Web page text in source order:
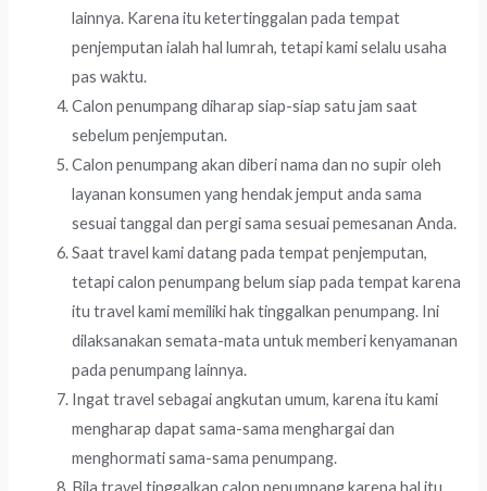
lainnya. Karena itu ketertinggalan pada tempat
penjemputan ialah hal lumrah, tetapi kami selalu usaha
pas waktu.
Calon penumpang diharap siap-siap satu jam saat
sebelum penjemputan.
Calon penumpang akan diberi nama dan no supir oleh
layanan konsumen yang hendak jemput anda sama
sesuai tanggal dan pergi sama sesuai pemesanan Anda.
Saat travel kami datang pada tempat penjemputan,
tetapi calon penumpang belum siap pada tempat karena
itu travel kami memiliki hak tinggalkan penumpang. Ini
dilaksanakan semata-mata untuk memberi kenyamanan
pada penumpang lainnya.
Ingat travel sebagai angkutan umum, karena itu kami
mengharap dapat sama-sama menghargai dan
menghormati sama-sama penumpang.
Bila travel tinggalkan calon penumpang karena hal itu